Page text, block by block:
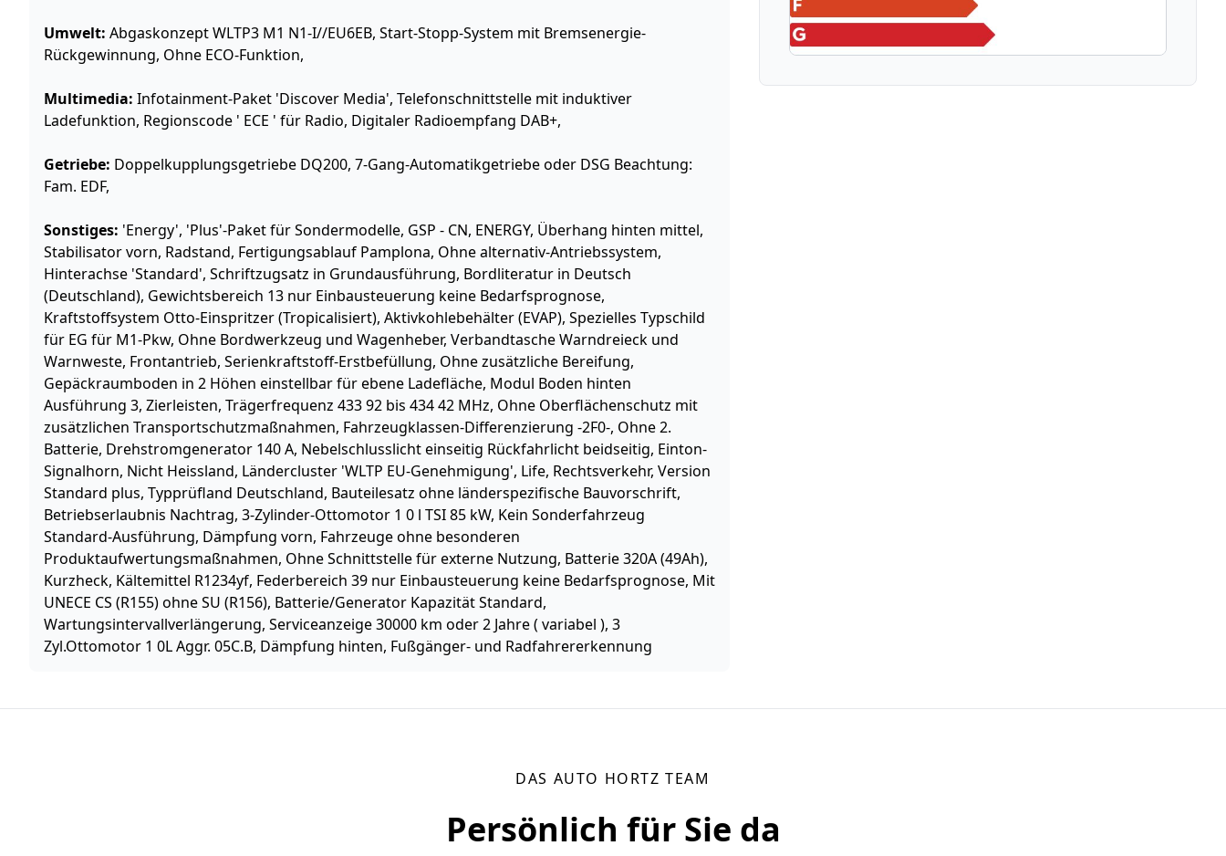
Umwelt: Abgaskonzept WLTP3 M1 N1-I//EU6EB, Start-Stopp-System mit Bremsenergie-
Rückgewinnung, Ohne ECO-Funktion,
Multimedia: Infotainment-Paket 'Discover Media', Telefonschnittstelle mit induktiver
Ladefunktion, Regionscode ' ECE ' für Radio, Digitaler Radioempfang DAB+,
Getriebe: Doppelkupplungsgetriebe DQ200, 7-Gang-Automatikgetriebe oder DSG Beachtung:
Fam. EDF,
Sonstiges: 'Energy', 'Plus'-Paket für Sondermodelle, GSP - CN, ENERGY, Überhang hinten mittel,
Stabilisator vorn, Radstand, Fertigungsablauf Pamplona, Ohne alternativ-Antriebssystem,
Hinterachse 'Standard', Schriftzugsatz in Grundausführung, Bordliteratur in Deutsch
(Deutschland), Gewichtsbereich 13 nur Einbausteuerung keine Bedarfsprognose,
Kraftstoffsystem Otto-Einspritzer (Tropicalisiert), Aktivkohlebehälter (EVAP), Spezielles Typschild
für EG für M1-Pkw, Ohne Bordwerkzeug und Wagenheber, Verbandtasche Warndreieck und
Warnweste, Frontantrieb, Serienkraftstoff-Erstbefüllung, Ohne zusätzliche Bereifung,
Gepäckraumboden in 2 Höhen einstellbar für ebene Ladefläche, Modul Boden hinten
Ausführung 3, Zierleisten, Trägerfrequenz 433 92 bis 434 42 MHz, Ohne Oberflächenschutz mit
zusätzlichen Transportschutzmaßnahmen, Fahrzeugklassen-Differenzierung -2F0-, Ohne 2.
Batterie, Drehstromgenerator 140 A, Nebelschlusslicht einseitig Rückfahrlicht beidseitig, Einton-
Signalhorn, Nicht Heissland, Ländercluster 'WLTP EU-Genehmigung', Life, Rechtsverkehr, Version
Standard plus, Typprüfland Deutschland, Bauteilesatz ohne länderspezifische Bauvorschrift,
Betriebserlaubnis Nachtrag, 3-Zylinder-Ottomotor 1 0 l TSI 85 kW, Kein Sonderfahrzeug
Standard-Ausführung, Dämpfung vorn, Fahrzeuge ohne besonderen
Produktaufwertungsmaßnahmen, Ohne Schnittstelle für externe Nutzung, Batterie 320A (49Ah),
Kurzheck, Kältemittel R1234yf, Federbereich 39 nur Einbausteuerung keine Bedarfsprognose, Mit
UNECE CS (R155) ohne SU (R156), Batterie/Generator Kapazität Standard,
Wartungsintervallverlängerung, Serviceanzeige 30000 km oder 2 Jahre ( variabel ), 3
Zyl.Ottomotor 1 0L Aggr. 05C.B, Dämpfung hinten, Fußgänger- und Radfahrererkennung
DAS AUTO HORTZ TEAM
Persönlich für Sie da